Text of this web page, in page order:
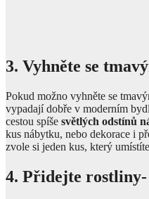
3. Vyhněte se
Pokud možno vyhněte se
vypadají dobře v moderním
cestou spíše světlých odstínů
kus nábytku, nebo dekorace i
zvole si jeden kus, který
4. Přidejte